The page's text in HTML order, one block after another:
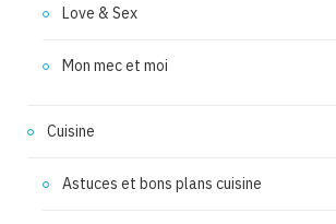
Love & Sex
Mon mec et moi
Cuisine
Astuces et bons plans cuisine